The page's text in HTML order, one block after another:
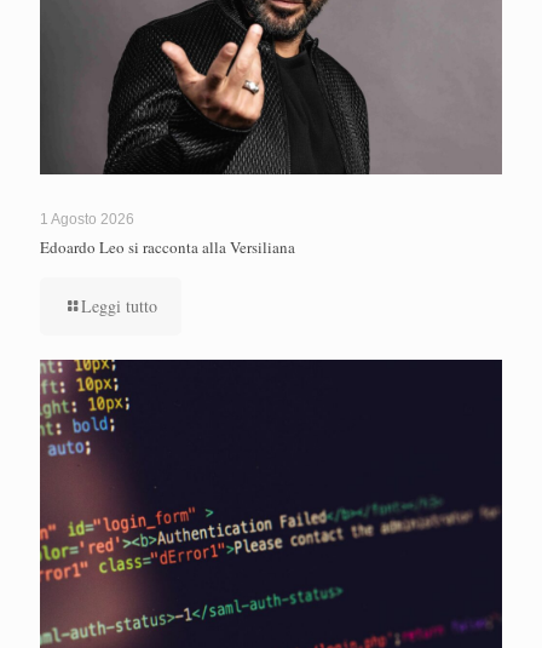
1 Agosto 2026
Edoardo Leo si racconta alla Versiliana
Leggi tutto